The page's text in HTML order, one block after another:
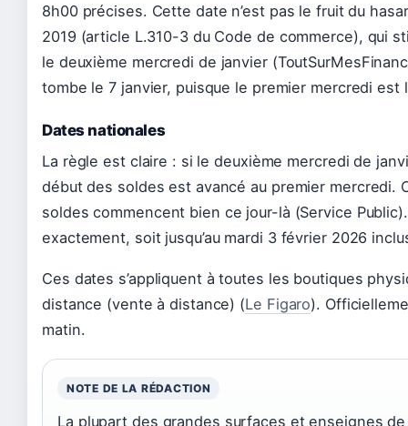
8h00 précises. Cette date n’est pas le fruit du
2019 (article L.310-3 du Code de commerce), qui
le deuxième mercredi de janvier
tombe le 7 janvier, puisque le premier mercredi est
Dates nationales
La règle est claire : si le deuxième mercredi de
début des soldes est avancé au premier mercredi.
soldes commencent bien ce jour-là (Service
exactement, soit jusqu’au mardi 3 février 2026
Ces dates s’appliquent à toutes les boutiques
distance (vente à distance) (Le Figaro).
matin.
NOTE DE LA RÉDACTION
La plupart des grandes surfaces et enseignes